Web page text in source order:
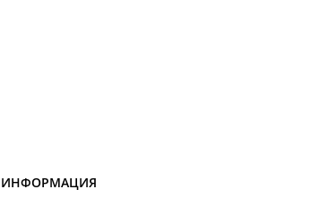
ИНФОРМАЦИЯ